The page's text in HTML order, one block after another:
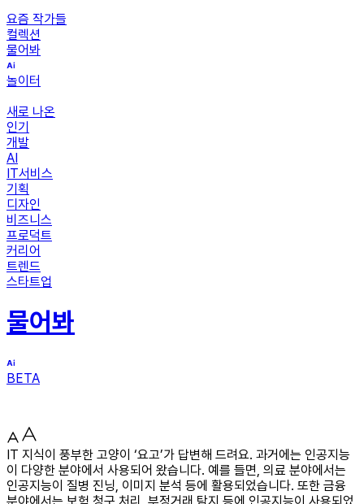
요즘 작가들
컬렉션
물어봐
놀이터
새로 나온
인기
개발
AI
IT서비스
기획
디자인
비즈니스
프로덕트
커리어
트렌드
스타트업
물어봐
BETA
IT 지식이 풍부한 고양이 ‘요고’가 답변해 드려요. 과거에는 인공지능
이 다양한 분야에서 사용되어 왔습니다. 예를 들면, 의료 분야에서는
인공지능이 질병 진닝, 이미지 분석 등에 활용되었습니다. 또한 금융